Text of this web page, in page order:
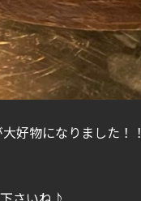
大好物になりました！！